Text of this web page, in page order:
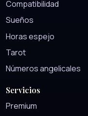
Compatibilidad
Sueños
Horas espejo
Tarot
Números angelicales
Servicios
Premium